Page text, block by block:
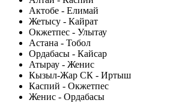
Актобе - Елимай
Жетысу - Кайрат
Окжетпес - Улытау
Астана - Тобол
Ордабасы - Кайсар
Атырау - Женис
Кызыл-Жар СК - Иртыш
Каспий - Окжетпес
Женис - Ордабасы